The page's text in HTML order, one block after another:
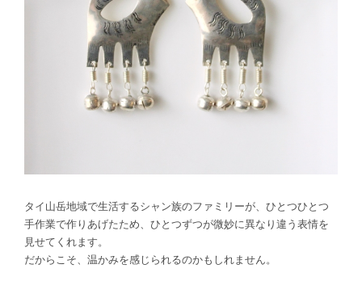
タイ山岳地域で生活するシャン族のファミリーが、ひとつひとつ
手作業で作りあげたため、ひとつずつが微妙に異なり違う表情を
見せてくれます。
だからこそ、温かみを感じられるのかもしれません。